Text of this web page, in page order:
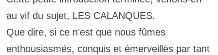
au vif du sujet, LES CALANQUES.
Que dire, si ce n’est que nous fûmes
enthousiasmés, conquis et émerveillés par tant